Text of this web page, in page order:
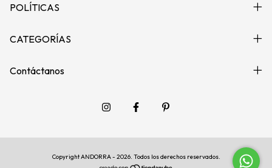
POLÍTICAS
CATEGORÍAS
Contáctanos
Copyright ANDORRA - 2026. Todos los derechos reservados.